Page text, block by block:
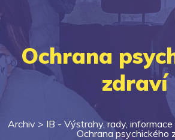
Ochrana
zdraví
Archiv > IB - Výstrahy, rady, informace
Ochrana psychického